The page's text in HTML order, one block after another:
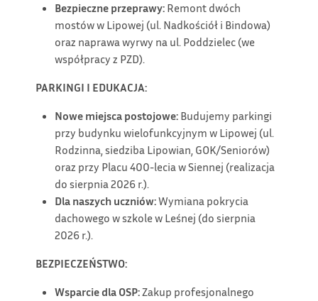
Bezpieczne przeprawy: Remont dwóch
mostów w Lipowej (ul. Nadkościół i Bindowa)
oraz naprawa wyrwy na ul. Poddzielec (we
współpracy z PZD).
PARKINGI I EDUKACJA:
Nowe miejsca postojowe: Budujemy parkingi
przy budynku wielofunkcyjnym w Lipowej (ul.
Rodzinna, siedziba Lipowian, GOK/Seniorów)
oraz przy Placu 400-lecia w Siennej (realizacja
do sierpnia 2026 r.).
Dla naszych uczniów:Wymiana pokrycia
dachowego w szkole w Leśnej (do sierpnia
2026 r.).
BEZPIECZEŃSTWO:
Wsparcie dla OSP:Zakup profesjonalnego